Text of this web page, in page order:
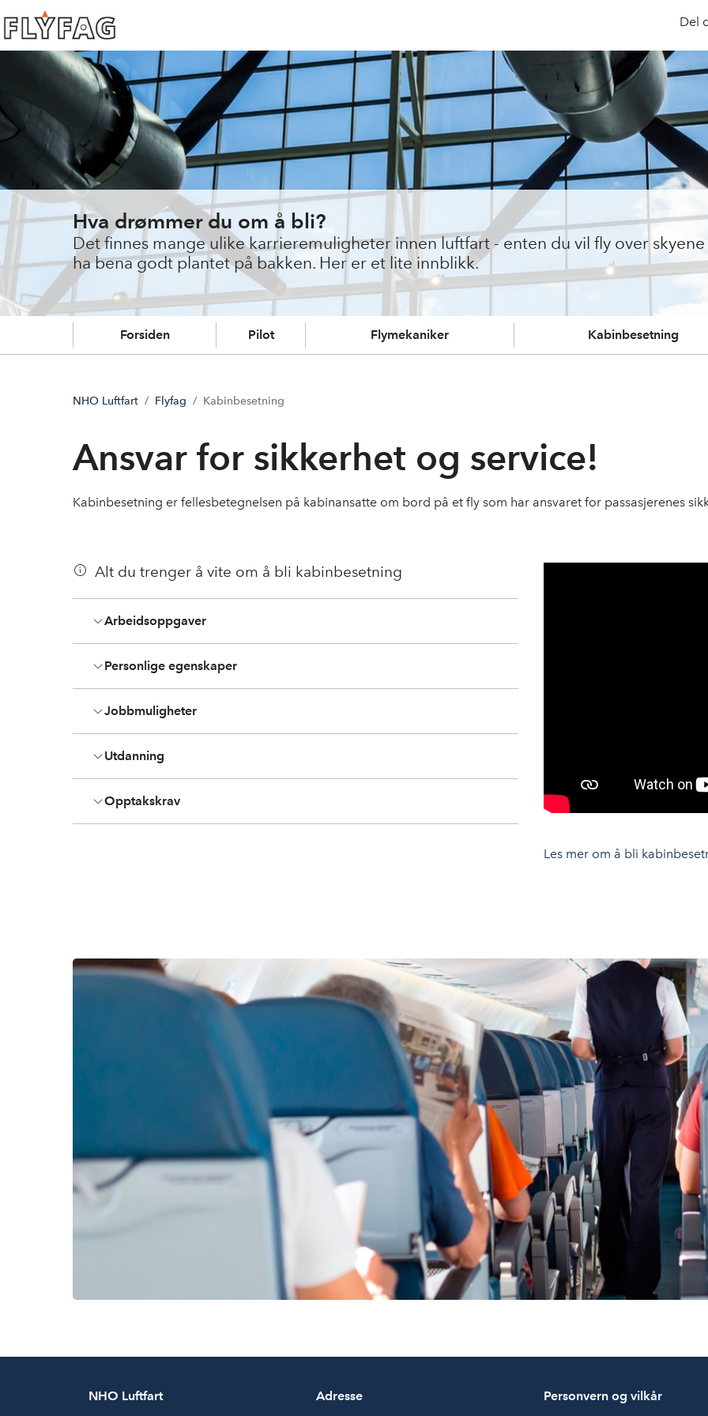
Del
Hva drømmer du om å bli?
Det finnes mange ulike karrieremuligheter innen luftfart - enten du vil fly over
ha bena godt plantet på bakken. Her er et lite innblikk.
Forsiden Pilot Flymekaniker Kabinbesetning
NHO Luftfart Flyfag Kabinbesetning
Ansvar for sikkerhet og service!
Kabinbesetning er fellesbetegnelsen på kabinansatte om bord på et fly som har ansvaret for passasjerenes
Alt du trenger å vite om å bli kabinbesetning
Arbeidsoppgaver
Personlige egenskaper
Jobbmuligheter
Utdanning
Opptakskrav
Les mer om å bli
NHO Luftfart Adresse Personvern og vilkår